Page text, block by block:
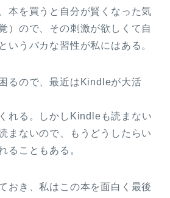
本を買うと自分が賢くなった気
）ので、その刺激が欲しくて自
いうバカな習性が私にはある。
るので、最近はKindleが大活
れる。しかしKindleも読まない
まないので、もうどうしたらい
ることもある。
おき、私はこの本を面白く最後